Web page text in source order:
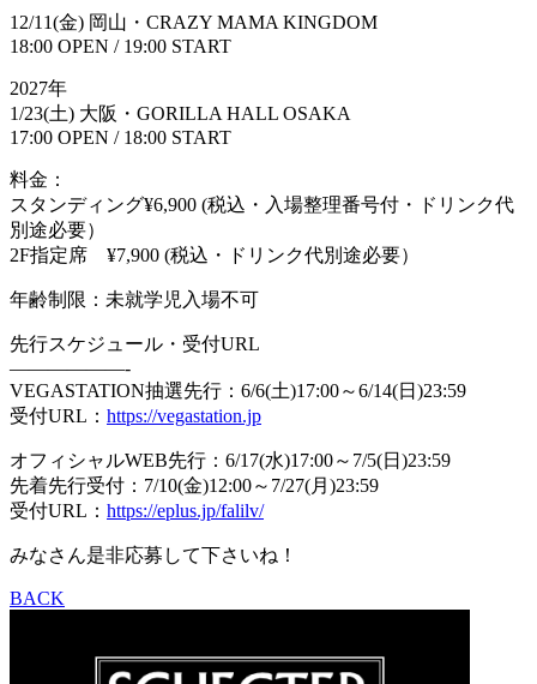
12/11(金) 岡山・CRAZY MAMA KINGDOM
18:00 OPEN / 19:00 START
2027年
1/23(土) 大阪・GORILLA HALL OSAKA
17:00 OPEN / 18:00 START
料金：
スタンディング¥6,900 (税込・入場整理番号付・ドリンク代
別途必要）
2F指定席 ¥7,900 (税込・ドリンク代別途必要）
年齢制限：未就学児入場不可
先行スケジュール・受付URL
——————-
VEGASTATION抽選先行：6/6(土)17:00～6/14(日)23:59
受付URL： https://vegastation.jp
オフィシャルWEB先行：6/17(水)17:00～7/5(日)23:59
先着先行受付：7/10(金)12:00～7/27(月)23:59
受付URL： https://eplus.jp/falilv/
みなさん是非応募して下さいね！
BACK